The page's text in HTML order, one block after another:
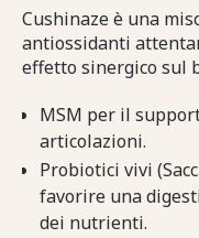
Cushinaze è una
antiossidanti
effetto sinergico sul
MSM per il
articolazioni.
Probiotici vivi
favorire una
dei nutrienti.